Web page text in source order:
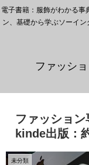
電子書籍：服飾がわかる事
ン、基礎から学ぶソーイ
ファッシ
ファッション
kinde出版：
未分類